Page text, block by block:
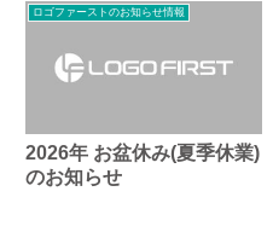
ロゴファーストのお知らせ情報
2026年 お盆休み(夏季休業)
のお知らせ